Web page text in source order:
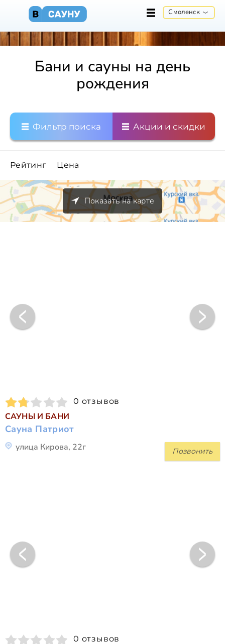
Смоленск
Бани и сауны на день
рождения
Фильтр поиска Акции и скидки
Рейтинг Цена
Показать на карте
0 отзывов
САУНЫ И БАНИ
Сауна Патриот
Позвонить
улица Кирова, 22г
0 отзывов